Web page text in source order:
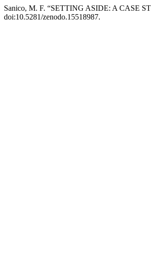
Sanico, M. F. “SETTING ASIDE: A CASE
doi:10.5281/zenodo.15518987.